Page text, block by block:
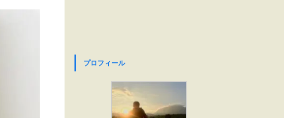
プロフィール